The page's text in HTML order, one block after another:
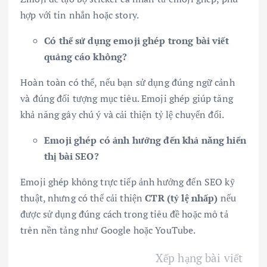
hợp với tin nhắn hoặc story.
Có thể sử dụng emoji ghép trong bài viết
quảng cáo không?
Hoàn toàn có thể, nếu bạn sử dụng đúng ngữ cảnh
và đúng đối tượng mục tiêu. Emoji ghép giúp tăng
khả năng gây chú ý và cải thiện tỷ lệ chuyển đổi.
Emoji ghép có ảnh hưởng đến khả năng hiển
thị bài SEO?
Emoji ghép không trực tiếp ảnh hưởng đến SEO kỹ
thuật, nhưng có thể cải thiệnCTR (tỷ lệ nhấp) nếu
được sử dụng đúng cách trong tiêu đề hoặc mô tả
trên nền tảng như Google hoặc YouTube.
Xếp hạng bài viết